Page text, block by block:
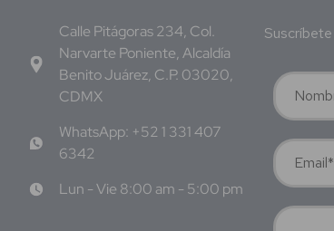
Calle Pitágoras 234, Col.
Narvarte Poniente, Alcaldía
Benito Juárez, C.P. 03020,
CDMX
WhatsApp: +52 1 331 407
6342
Lun - Vie 8:00 am - 5:00 pm